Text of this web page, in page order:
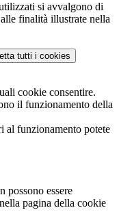
si avvalgono di
finalità illustrate nella
tutti i cookies
cookie consentire.
il funzionamento della
al funzionamento potete
possono essere
pagina della cookie